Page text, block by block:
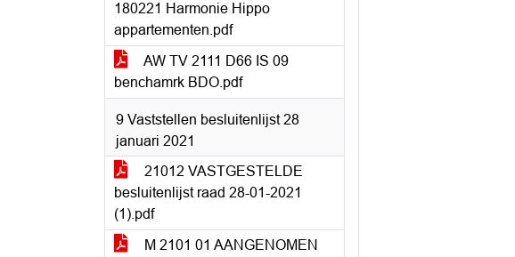
180221 Harmonie Hippo
appartementen.pdf
AW TV 2111 D66 IS 09
benchamrk BDO.pdf
9 Vaststellen besluitenlijst 28
januari 2021
21012 VASTGESTELDE
besluitenlijst raad 28-01-2021
(1).pdf
M 2101 01 AANGENOMEN